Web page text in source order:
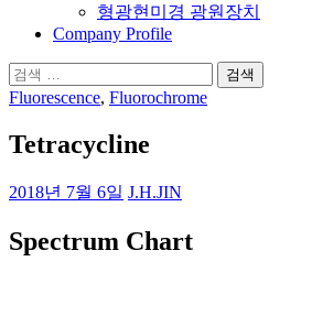
형광현미경 광원장치
Company Profile
검
색:
Fluorescence, Fluorochrome
Tetracycline
2018년 7월 6일 J.H.JIN
Spectrum Chart